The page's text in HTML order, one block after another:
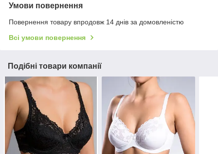
Умови повернення
Повернення товару впродовж 14 днів за домовленістю
Всі умови повернення
Подібні товари компанії